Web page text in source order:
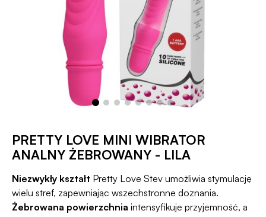
PRETTY LOVE MINI WIBRATOR
ANALNY ŻEBROWANY - LILA
Niezwykły kształt Pretty Love Stev umożliwia stymulację
wielu stref, zapewniając wszechstronne doznania.
Żebrowana powierzchnia intensyfikuje przyjemność, a